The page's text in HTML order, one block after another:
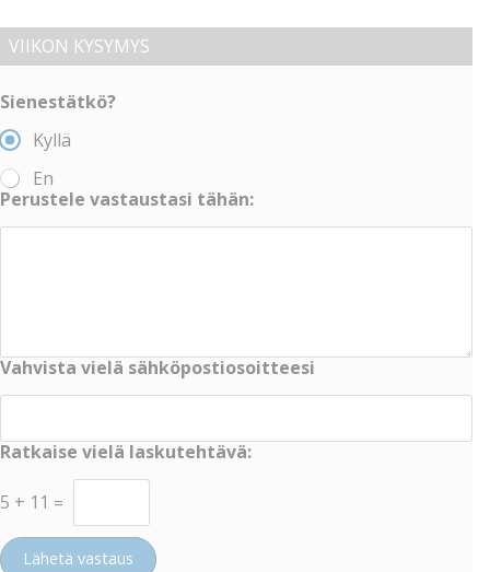
VIIKON KYSYMYS
Sienestätkö?
Kyllä
En
Perustele vastaustasi tähän:
Vahvista vielä sähköpostiosoitteesi
Ratkaise vielä laskutehtävä:
5 + 11 =
Lähetä vastaus